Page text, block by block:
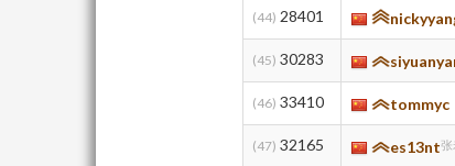
(44) 28401
(45) 30283
(46) 33410 tommyc
(47) 32165 es13nt张